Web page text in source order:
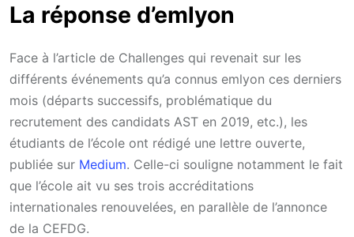
La réponse d’emlyon
Face à l’article de Challenges qui revenait sur les
différents événements qu’a connus emlyon ces derniers
mois (départs successifs, problématique du
recrutement des candidats AST en 2019, etc.), les
étudiants de l’école ont rédigé une lettre ouverte,
publiée sur Medium. Celle-ci souligne notamment le fait
que l’école ait vu ses trois accréditations
internationales renouvelées, en parallèle de l’annonce
de la CEFDG.